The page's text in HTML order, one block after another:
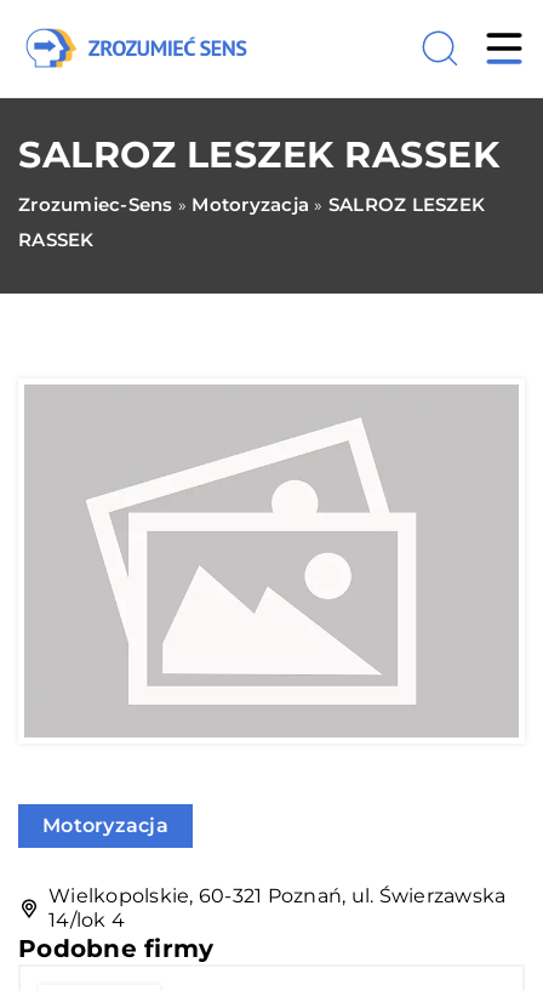
SALROZ LESZEK RASSEK
Zrozumiec-Sens » Motoryzacja » SALROZ LESZEK
RASSEK
Motoryzacja
Wielkopolskie, 60-321 Poznań, ul. Świerzawska
14/lok 4
Podobne firmy